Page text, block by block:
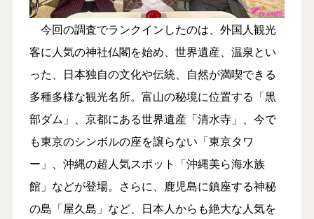
今回の調査でランクインしたのは、外国人観光
客に人気の神社仏閣を始め、世界遺産、温泉とい
った、日本独自の文化や伝統、自然が満喫できる
多種多様な観光名所。富山の秘境に位置する「黒
部ダム」、京都にある世界遺産「清水寺」、今で
も東京のシンボルの座を譲らない「東京タワ
ー」、沖縄の超人気スポット「沖縄美ら海水族
館」などが登場。さらに、鹿児島に鎮座する神秘
の島「屋久島」など、日本人からも絶大な人気を